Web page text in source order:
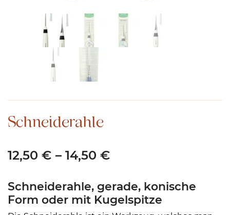
Schneiderahle
12,50 € – 14,50 €
e
i
Schneiderahle, gerade, konische
Form oder mit Kugelspitze